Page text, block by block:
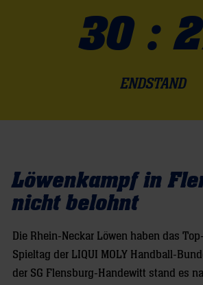
30 :
ENDSTAND
Löwenkampf in
nicht belohnt
Die Rhein-Neckar Löwen haben das
Spieltag der LIQUI MOLY Handball-
der SG Flensburg-Handewitt stand es